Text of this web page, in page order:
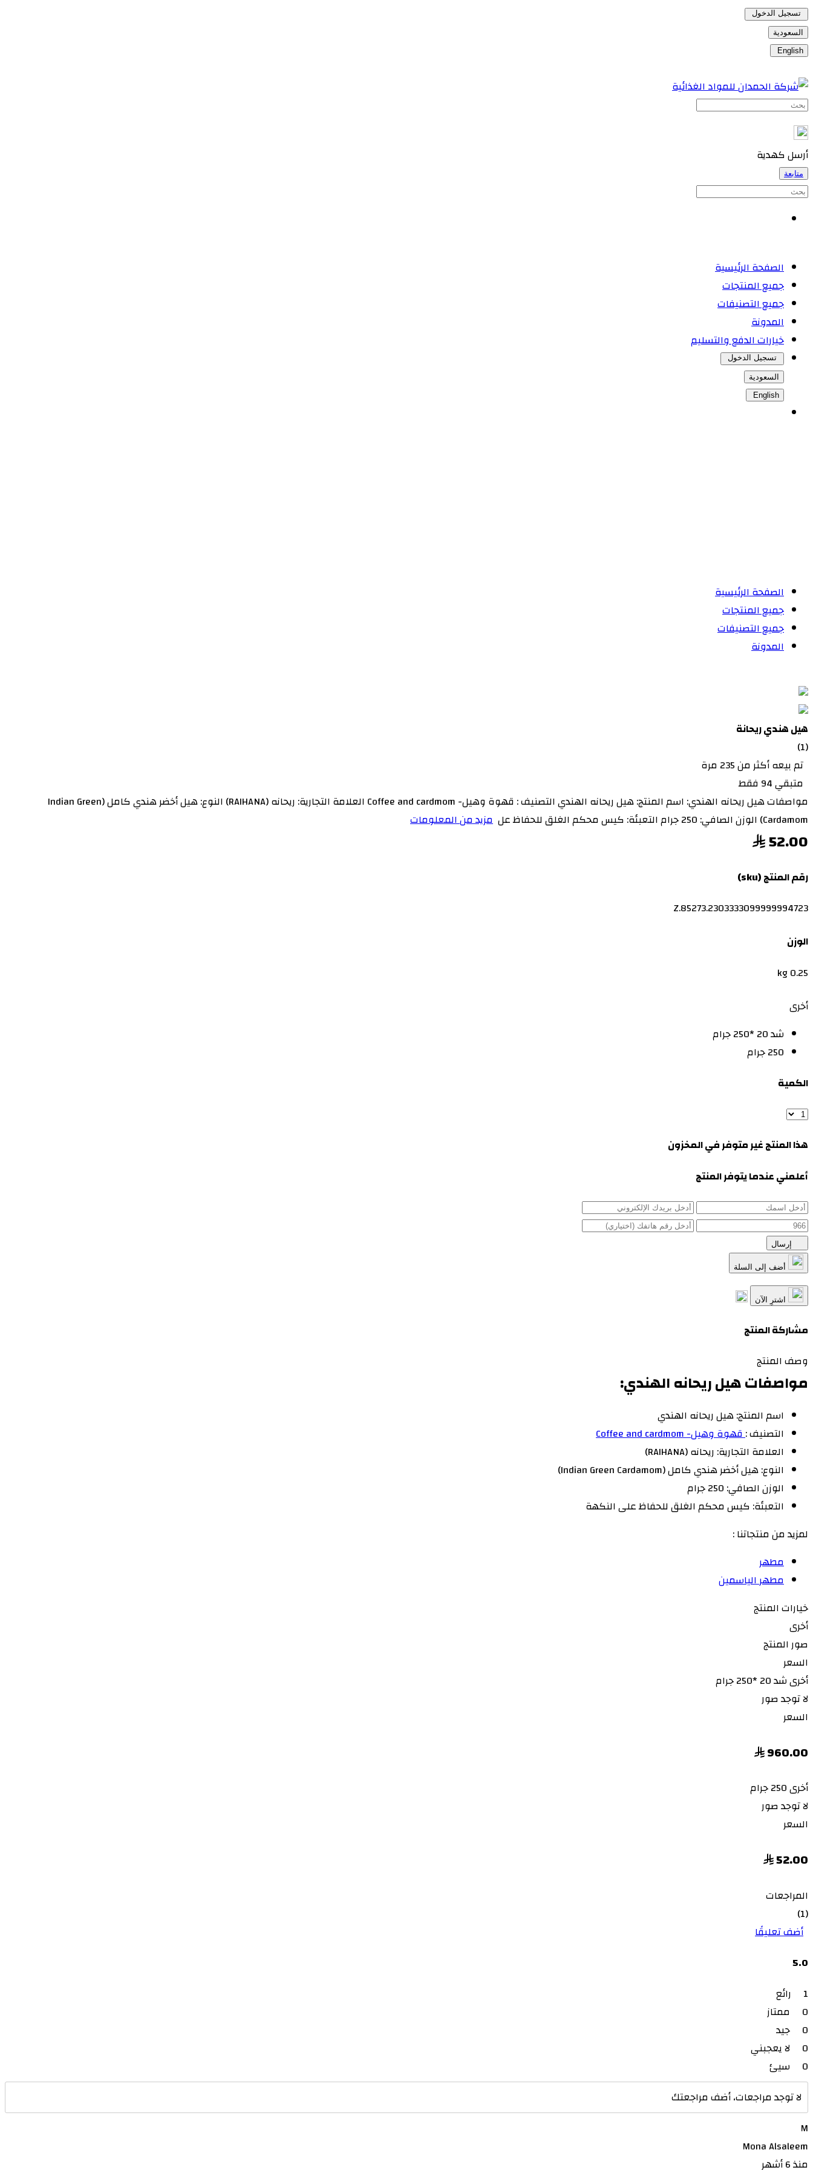
تسجيل الدخول
السعودية
English
أرسل كهدية
متابعة
الصفحة الرئيسية
جميع المنتجات
جميع التصنيفات
المدونة
خيارات الدفع والتسليم
تسجيل الدخول
السعودية
English
الصفحة الرئيسية
جميع المنتجات
جميع التصنيفات
المدونة
هيل هندي ريحانة
(1)
تم بيعه أكثر من 235 مرة
متبقي 94 فقط
مواصفات هيل ريحانه الهندي: اسم المنتج: هيل ريحانه الهندي التصنيف : قهوة وهيل- Coffee and cardmom العلامة التجارية: ريحانه (RAIHANA) النوع: هيل أخضر هندي كامل (Indian Green
Cardamom) الوزن الصافي: 250 جرام التعبئة: كيس محكم الغلق للحفاظ عل
مزيد من المعلومات
52.00
رقم المنتج (sku)
Z.85273.2303333099999994723
الوزن
0.25 kg
أخرى
شد 20 *250 جرام
250 جرام
الكمية
هذا المنتج غير متوفر في المخزون
أعلمني عندما يتوفر المنتج
اشترِ الآن
مشاركة المنتج
وصف المنتج
مواصفات هيل ريحانه الهندي:
اسم المنتج: هيل ريحانه الهندي
التصنيف :قهوة وهيل- Coffee and cardmom
العلامة التجارية: ريحانه (RAIHANA)
النوع: هيل أخضر هندي كامل (Indian Green Cardamom)
الوزن الصافي: 250 جرام
التعبئة: كيس محكم الغلق للحفاظ على النكهة
لمزيد من منتجاتنا :
مطهر
مطهر الياسمين
خيارات المنتج
أخرى
صور المنتج
السعر
أخرىشد 20 *250 جرام
لا توجد صور
السعر
960.00
أخرى250 جرام
لا توجد صور
السعر
52.00
المراجعات
(1)
أضف تعليقًا
5.0
1
رائع
0
ممتاز
0
جيد
0
لا يعجبني
0
سيئ
لا توجد مراجعات، أضف مراجعتك
M
Mona Alsaleem
منذ 6 أشهر